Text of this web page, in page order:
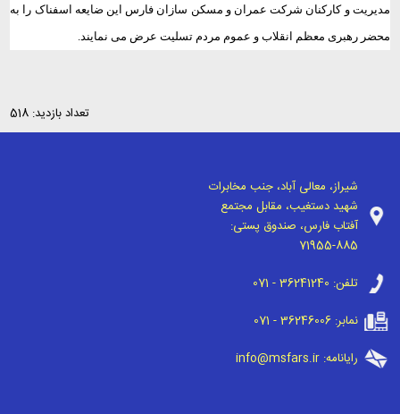
مدیریت و کارکنان شرکت عمران و مسکن سازان فارس این ضایعه اسفناک را به
محضر رهبری معظم انقلاب و عموم مردم تسلیت عرض می نمایند.
تعداد بازدید: 518
شیراز، معالی آباد، جنب مخابرات
شهید دستغیب، مقابل مجتمع
آفتاب فارس، صندوق پستی:
71955-885
تلفن: 071 - 36241240
نمابر:071 - 36246006
رایانامه:info@msfars.ir